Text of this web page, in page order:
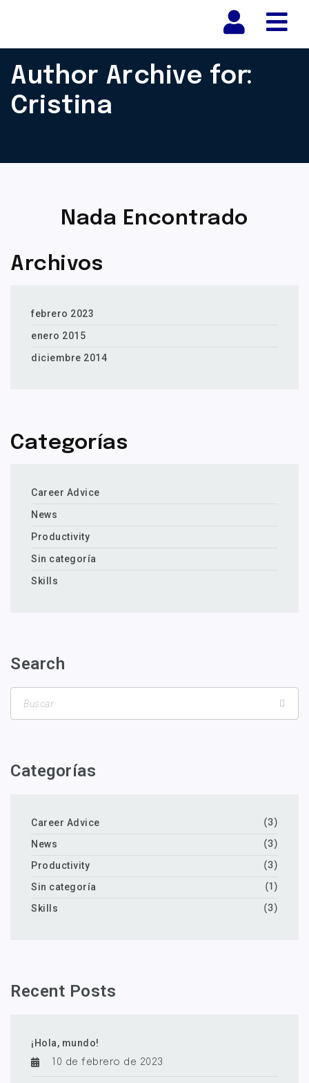
Author Archive for:
Cristina
Nada Encontrado
Archivos
febrero 2023
enero 2015
diciembre 2014
Categorías
Career Advice
News
Productivity
Sin categoría
Skills
Search
Categorías
Career Advice (3)
News (3)
Productivity (3)
Sin categoría (1)
Skills (3)
Recent Posts
¡Hola, mundo!
10 de febrero de 2023